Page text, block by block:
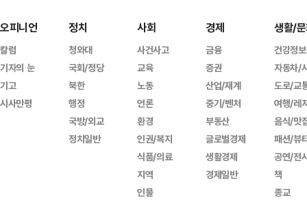
오피니언
칼럼
기자의 눈
기고
시사만평
정치
청와대
국회/정당
북한
행정
국방/외교
정치일반
사회
사건사고
교육
노동
언론
환경
인권/복지
식품/의료
지역
인물
경제
금융
증권
산업/재계
중기/벤처
부동산
글로벌경제
생활경제
경제일반
생활/
건강정보
자동차/
도로/교
여행/레
음식/맛
패션/뷰
공연/전
책
종교